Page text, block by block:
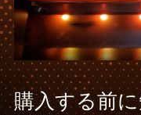
購入する前